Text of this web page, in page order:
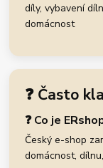
díly, vybavení
domácnost
❓ Často
❓ Co je
Český e-shop
domácnost,